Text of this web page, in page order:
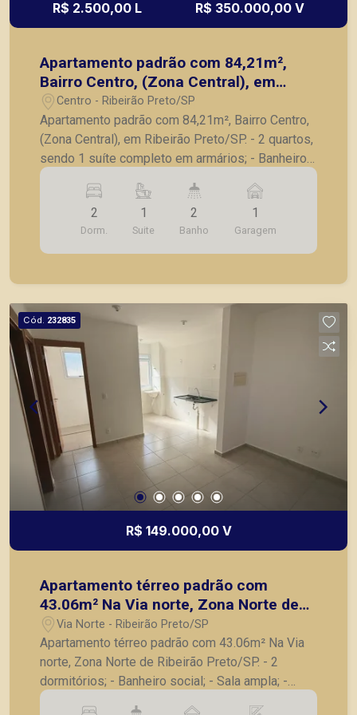
R$ 2.500,00 L R$ 350.000,00 V
Apartamento padrão com 84,21m²,
Bairro Centro, (Zona Central), em
Ribeirão Preto/SP.
Centro - Ribeirão Preto/SP
Apartamento padrão com 84,21m², Bairro Centro,
(Zona Central), em Ribeirão Preto/SP. - 2 quartos,
sendo 1 suíte completo em armários; - Banheiro
social; - Sala para 2 ambientes; - Cozinha
planejada conceito aberto; - Lavanderia; - Sacada;
- 1 vaga de garagem. A Piramid tem como
objetivo atender seus clientes com agilidade e
segurança, em locação, vendas de imóveis
2
Dorm.
1
Suite
2
Banho
1
Garagem
Cód. 232835
R$ 149.000,00 V
Apartamento térreo padrão com
43.06m² Na Via norte, Zona Norte de
Ribeirão Preto/SP.
Via Norte - Ribeirão Preto/SP
Apartamento térreo padrão com 43.06m² Na Via
norte, Zona Norte de Ribeirão Preto/SP. - 2
dormitórios; - Banheiro social; - Sala ampla; -
Cozinha; - Área de serviço; - 1 vaga de garagem.